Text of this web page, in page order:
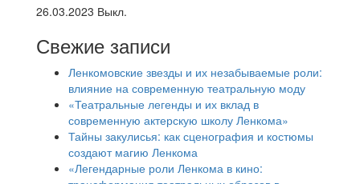
26.03.2023 Выкл.
Свежие записи
Ленкомовские звезды и их незабываемые роли:
влияние на современную театральную моду
«Театральные легенды и их вклад в
современную актерскую школу Ленкома»
Тайны закулисья: как сценография и костюмы
создают магию Ленкома
«Легендарные роли Ленкома в кино: